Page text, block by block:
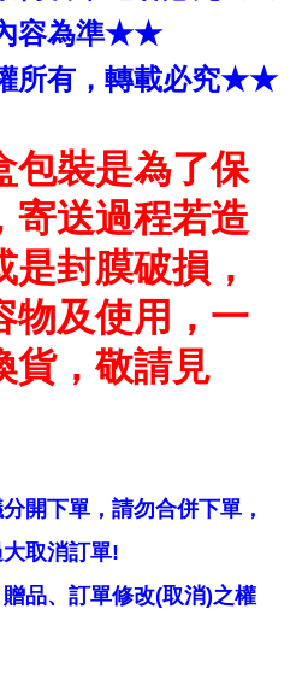
容為準★★
所有，轉載必究★★
包裝是為了保
寄送過程若造
封膜破損，
物及使用，一
貨，敬請見
開下單，請勿合併下單，
取消訂單!
品、訂單修改(取消)之權